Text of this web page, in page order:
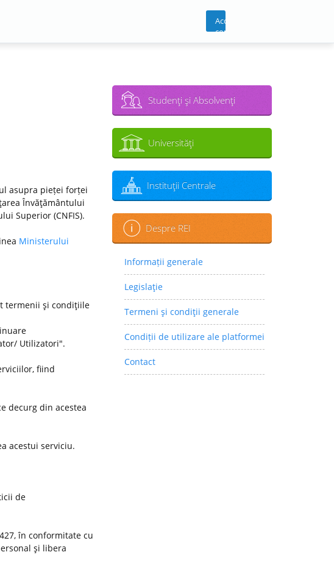
Acces
cont
asupra pieței forței
Învăţământului
Superior (CNFIS).
Ministerului
termenii şi condiţiile
Utilizatori".
fiind
decurg din acestea
acestui serviciu.
de
în conformitate cu
şi libera
Studenţi şi Absolvenţi
Universităţi
Instituţii Centrale
Despre REI
Informații generale
Legislaţie
Termeni şi condiţii generale
Condiții de utilizare ale platformei
Contact